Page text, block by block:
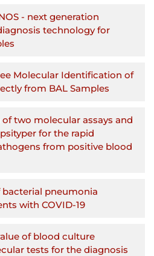
- next generation
technology for
Molecular Identification of
from BAL Samples
two molecular assays and
for the rapid
from positive blood
pneumonia
with COVID-19
of blood culture
tests for the diagnosis